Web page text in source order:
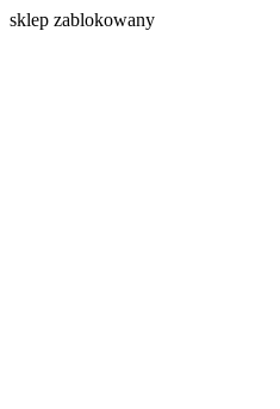
sklep zablokowany